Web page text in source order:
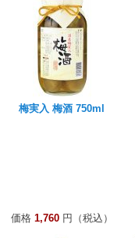
梅実入 梅酒 750ml
価格 1,760円（税込）